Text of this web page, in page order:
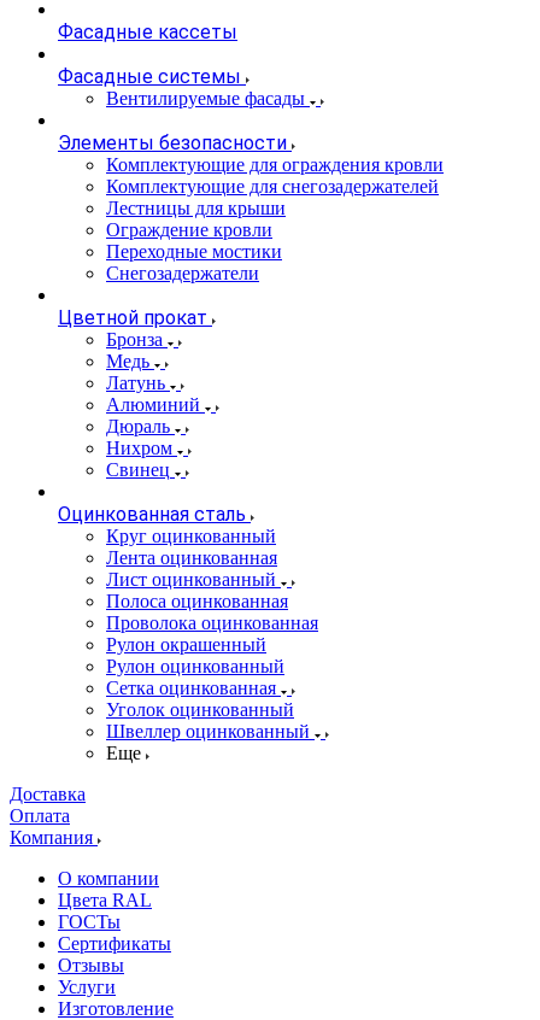
Фасадные кассеты
Фасадные системы
Вентилируемые фасады
Элементы безопасности
Комплектующие для ограждения кровли
Комплектующие для снегозадержателей
Лестницы для крыши
Ограждение кровли
Переходные мостики
Снегозадержатели
Цветной прокат
Бронза
Медь
Латунь
Алюминий
Дюраль
Нихром
Свинец
Оцинкованная сталь
Круг оцинкованный
Лента оцинкованная
Лист оцинкованный
Полоса оцинкованная
Проволока оцинкованная
Рулон окрашенный
Рулон оцинкованный
Сетка оцинкованная
Уголок оцинкованный
Швеллер оцинкованный
Еще
Доставка
Оплата
Компания
О компании
Цвета RAL
ГОСТы
Сертификаты
Отзывы
Услуги
Изготовление